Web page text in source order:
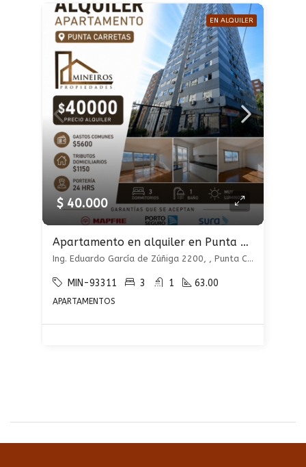
EN ALQUILER
$ 40.000
Apartamento en alquiler en Punta Carretas
Ing. Eduardo García de Zúñiga 2200, , Punta Carretas
MIN-93311 3 1 63.00
APARTAMENTOS